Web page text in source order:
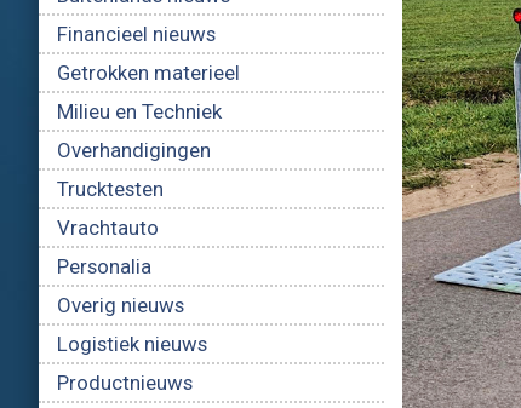
Financieel nieuws
Getrokken materieel
Milieu en Techniek
Overhandigingen
Trucktesten
Vrachtauto
Personalia
Overig nieuws
Logistiek nieuws
Productnieuws